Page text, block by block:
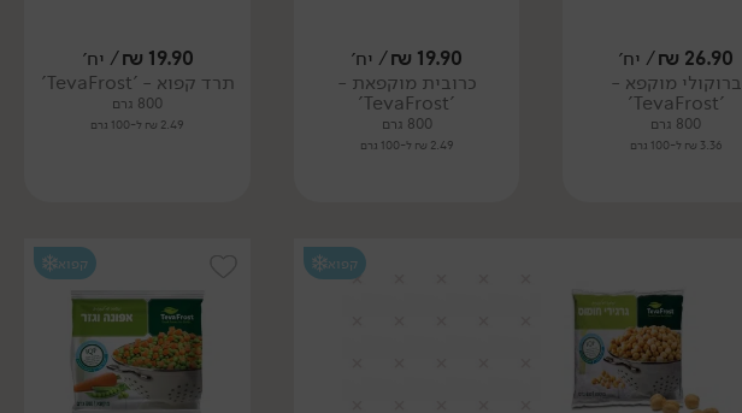
26.90
₪/ יח׳
ברוקולי מוקפא -
'TevaFrost'
800 גרם
3.36 ₪ ל-100 גרם
19.90
₪/ יח׳
כרובית מוקפאת -
'TevaFrost'
800 גרם
2.49 ₪ ל-100 גרם
19.90
₪/ יח׳
תרד קפוא - 'TevaFrost'
800 גרם
2.49 ₪ ל-100 גרם
קפוא קפוא